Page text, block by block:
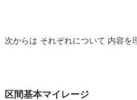
次からは それぞれについて 内容を
区間基本マイレージ